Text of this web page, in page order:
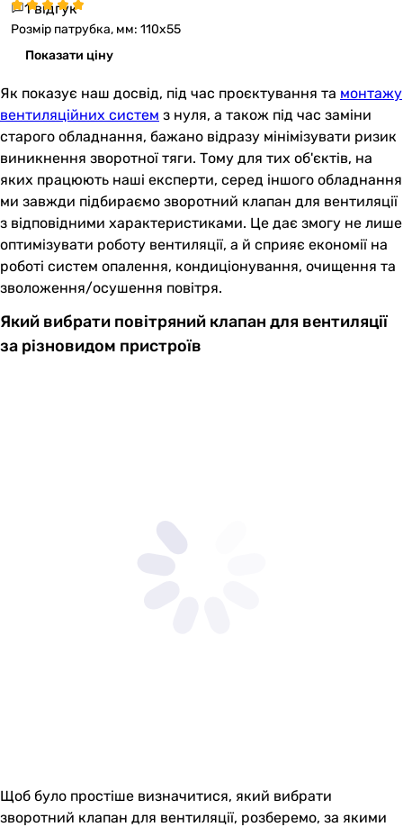
1 відгук
Розмір патрубка, мм: 110x55
Показати ціну
Як показує наш досвід, під час проєктування та монтажу
вентиляційних систем з нуля, а також під час заміни
старого обладнання, бажано відразу мінімізувати ризик
виникнення зворотної тяги. Тому для тих об'єктів, на
яких працюють наші експерти, серед іншого обладнання
ми завжди підбираємо зворотний клапан для вентиляції
з відповідними характеристиками. Це дає змогу не лише
оптимізувати роботу вентиляції, а й сприяє економії на
роботі систем опалення, кондиціонування, очищення та
зволоження/осушення повітря.
Який вибрати повітряний клапан для вентиляції
за різновидом пристроїв
Щоб було простіше визначитися, який вибрати
зворотний клапан для вентиляції, розберемо, за якими